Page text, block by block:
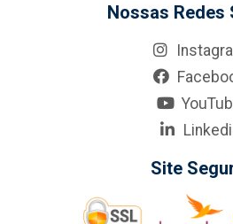
Nossas Redes
Site